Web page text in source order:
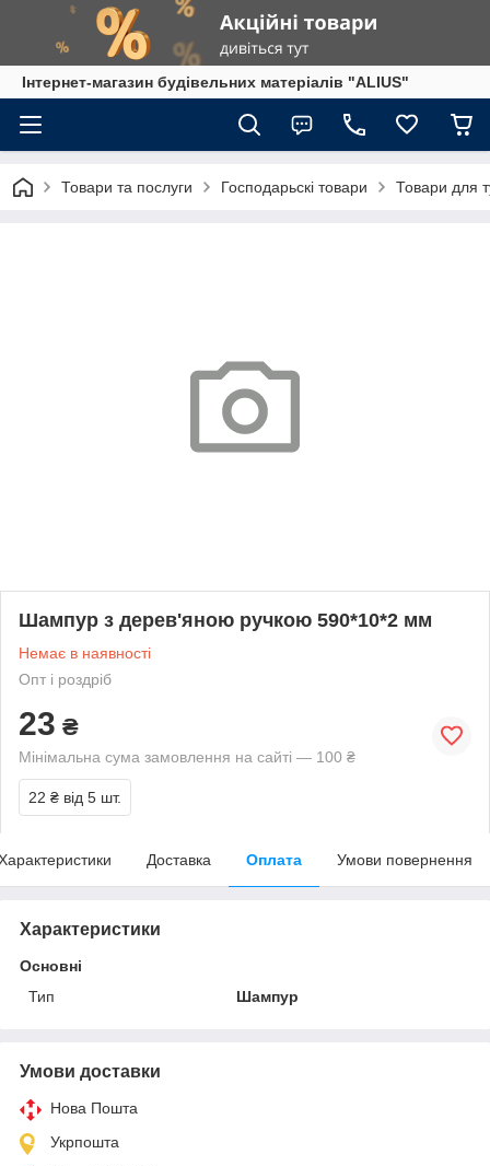
Інтернет-магазин будівельних матеріалів "ALIUS"
Товари та послуги Господарьскі товари Товари для
Шампур з дерев'яною ручкою 590*10*2 мм
Немає в наявності
Опт і роздріб
23 ₴
Мінімальна сума замовлення на сайті — 100 ₴
22 ₴ від 5 шт.
Доставка Оплата Умови повернення
Характеристики
Основні
Тип
Шампур
Умови доставки
Нова Пошта
Укрпошта